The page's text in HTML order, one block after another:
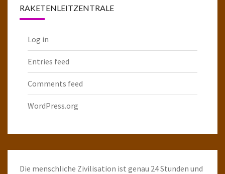
RAKETENLEITZENTRALE
Log in
Entries feed
Comments feed
WordPress.org
Die menschliche Zivilisation ist genau 24 Stunden und